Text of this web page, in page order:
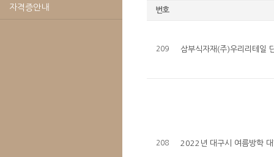
자격증안내 번호
209 삼부식자재(주)우리리테일
208 2022년 대구시 여름방학